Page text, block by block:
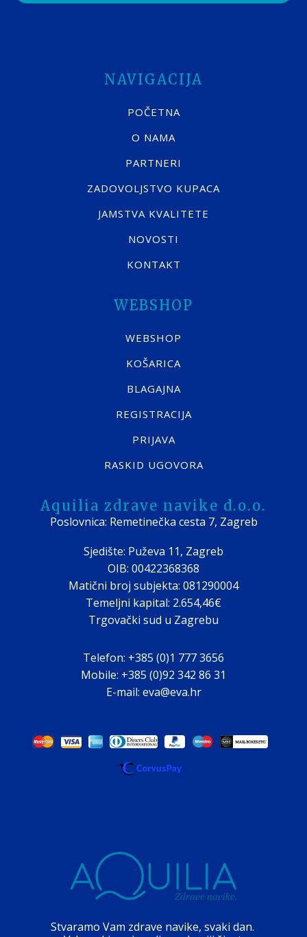
NAVIGACIJA
POČETNA
O NAMA
PARTNERI
ZADOVOLJSTVO KUPACA
JAMSTVA KVALITETE
NOVOSTI
KONTAKT
WEBSHOP
WEBSHOP
KOŠARICA
BLAGAJNA
REGISTRACIJA
PRIJAVA
RASKID UGOVORA
Aquilia zdrave navike d.o.o.
Poslovnica: Remetinečka cesta 7, Zagreb
Sjedište: Puževa 11, Zagreb
OIB: 00422368368
Matični broj subjekta: 081290004
Temeljni kapital: 2.654,46€
Trgovački sud u Zagrebu
Telefon: +385 (0)1 777 3656
Mobile: +385 (0)92 342 86 31
E-mail: eva@eva.hr
Stvaramo Vam zdrave navike, svaki dan.